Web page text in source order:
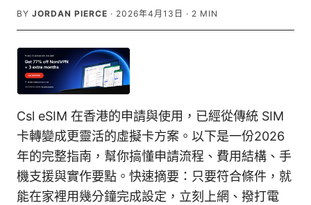
BY JORDAN PIERCE · 2026年4月13日 · 2 MIN
Csl eSIM 在香港的申請與使用，已經從傳統 SIM
卡轉變成更靈活的虛擬卡方案。以下是一份2026
年的完整指南，幫你搞懂申請流程、費用結構、手
機支援與實作要點。快速摘要：只要符合條件，就
能在家裡用幾分鐘完成設定，立刻上網、撥打電